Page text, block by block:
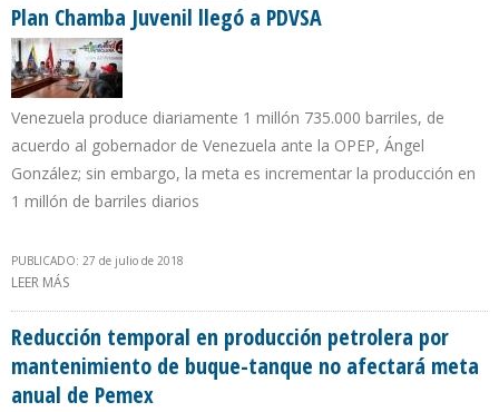
Plan Chamba Juvenil llegó a PDVSA
Venezuela produce diariamente 1 millón 735.000 barriles, de
acuerdo al gobernador de Venezuela ante la OPEP, Ángel
González; sin embargo, la meta es incrementar la producción en
1 millón de barriles diarios
PUBLICADO: 27 de julio de 2018
LEER MÁS
Reducción temporal en producción petrolera por
mantenimiento de buque-tanque no afectará meta
anual de Pemex